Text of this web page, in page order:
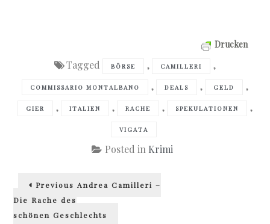
Drucken
Tagged BÖRSE , CAMILLERI ,
COMMISSARIO MONTALBANO , DEALS , GELD ,
GIER , ITALIEN , RACHE , SPEKULATIONEN ,
VIGATA
Posted in Krimi
Beitragsnavigation
Previous
Previous
Andrea Camilleri –
Die Rache des
schönen Geschlechts